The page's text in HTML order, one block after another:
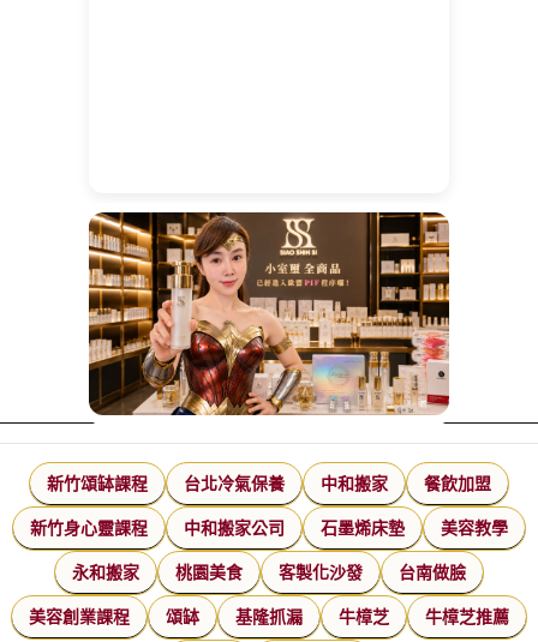
新竹頌缽課程 台北冷氣保養 中和搬家 餐飲加盟
新竹身心靈課程 中和搬家公司 石墨烯床墊 美容教學
永和搬家 桃園美食 客製化沙發 台南做臉
美容創業課程 頌缽 基隆抓漏 牛樟芝 牛樟芝推薦